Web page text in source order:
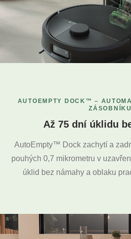
AUTOEMPTY DOCK™ –
ZÁSOBNÍKU
Až 75 dní úklidu
AutoEmpty™ Dock zachytí a
pouhých 0,7 mikrometru v
úklid bez námahy a oblaku